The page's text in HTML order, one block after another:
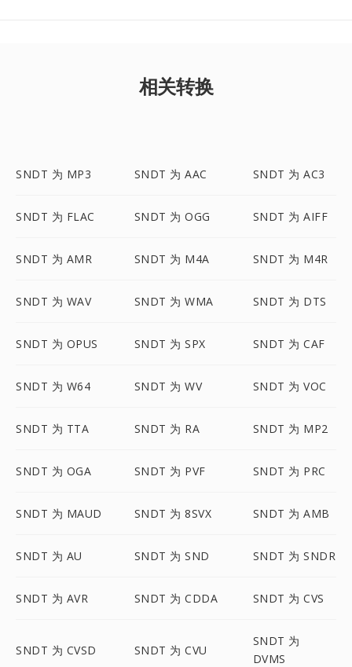
相关转换
SNDT 为 MP3 SNDT 为 AAC SNDT 为 AC3
SNDT 为 FLAC SNDT 为 OGG SNDT 为 AIFF
SNDT 为 AMR SNDT 为 M4A SNDT 为 M4R
SNDT 为 WAV SNDT 为 WMA SNDT 为 DTS
SNDT 为 OPUS SNDT 为 SPX SNDT 为 CAF
SNDT 为 W64 SNDT 为 WV SNDT 为 VOC
SNDT 为 TTA SNDT 为 RA SNDT 为 MP2
SNDT 为 OGA SNDT 为 PVF SNDT 为 PRC
SNDT 为 MAUD SNDT 为 8SVX SNDT 为 AMB
SNDT 为 AU SNDT 为 SND SNDT 为 SNDR
SNDT 为 AVR SNDT 为 CDDA SNDT 为 CVS
SNDT 为 CVSD SNDT 为 CVU
SNDT 为
DVMS